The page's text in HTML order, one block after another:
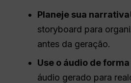
Planeje sua narrativa
storyboard para
antes da geração.
Use o áudio de
áudio gerado para